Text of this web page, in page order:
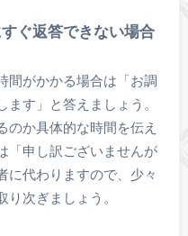
ぐ返答できない場合
間がかかる場合は「お調
す」と答えましょう。
のか具体的な時間を伝え
「申し訳ございませんが
に代わりますので、少々
次ぎましょう。